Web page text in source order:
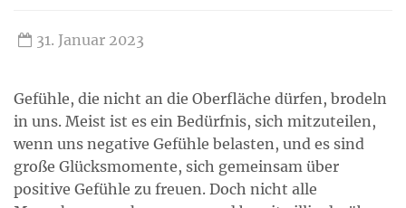
31. Januar 2023
Gefühle, die nicht an die Oberfläche dürfen, brodeln
in uns. Meist ist es ein Bedürfnis, sich mitzuteilen,
wenn uns negative Gefühle belasten, und es sind
große Glücksmomente, sich gemeinsam über
positive Gefühle zu freuen. Doch nicht alle